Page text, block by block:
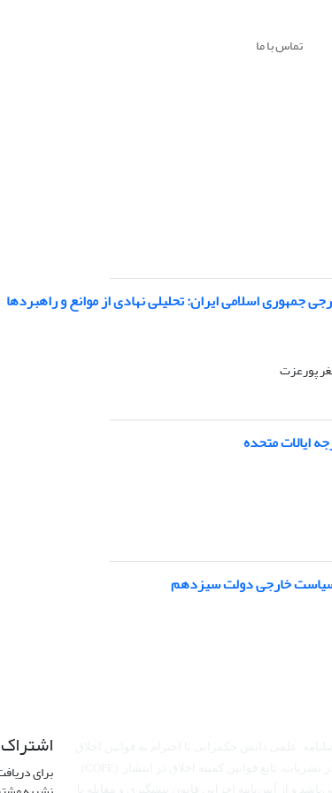
تماس با ما
اسلامی ایران: تحلیلی نهادی از موانع و راهبردها
پورعزت
ایالات متحده
سیاست خارجی دولت سیزدهم
برای